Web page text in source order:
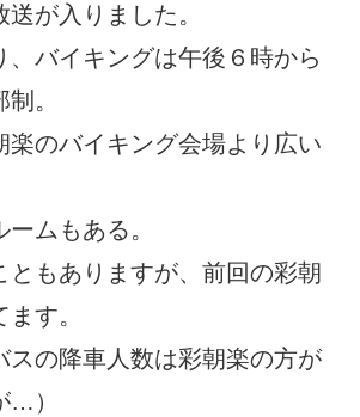
が入りました。
、バイキングは午後６時から
。
楽のバイキング会場より広い
ムもある。
ともありますが、前回の彩朝
す。
スの降車人数は彩朝楽の方が
…）